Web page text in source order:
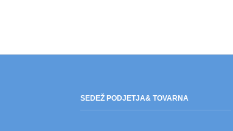
SEDEŽ PODJETJA& TOVARNA